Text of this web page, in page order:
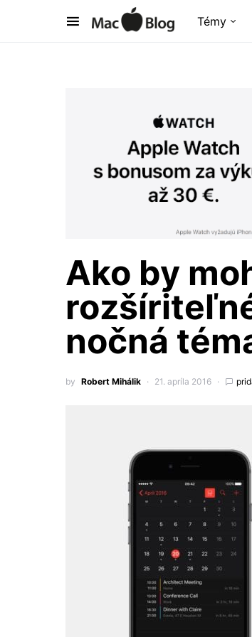
Témy
Ako by
nočná
by Robert Mihálik 21. apríla 2016